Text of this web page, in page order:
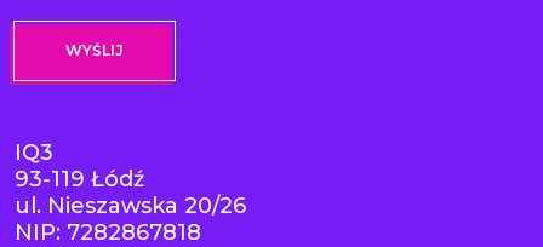
IQ3
93-119 Łódź
ul. Nieszawska 20/26
NIP: 7282867818